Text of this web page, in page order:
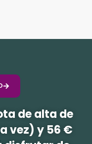
de alta de
vez) y 56 €